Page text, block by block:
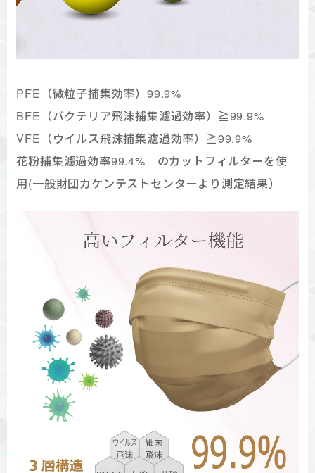
PFE（微粒子捕集効率）99.9%
BFE（バクテリア飛沫捕集濾過効率）≧99.9%
VFE（ウイルス飛沫捕集濾過効率）≧99.9%
花粉捕集濾過効率99.4% のカットフィルターを使
用(一般財団カケンテストセンターより測定結果）